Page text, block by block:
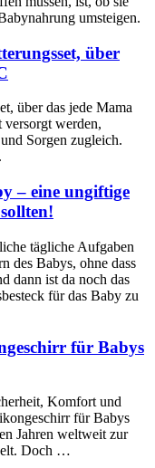
umsteigen.
über
über das jede Mama
werden,
Sorgen zugleich.
– eine ungiftige
tägliche Aufgaben
des Babys, ohne dass
dann ist da noch das
für das Baby zu
für Babys
Komfort und
für Babys
Jahren weltweit zur
Doch …